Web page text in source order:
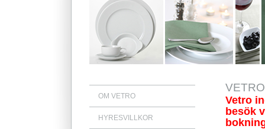
OM VETRO
HYRESVILLKOR
Vetro
besök